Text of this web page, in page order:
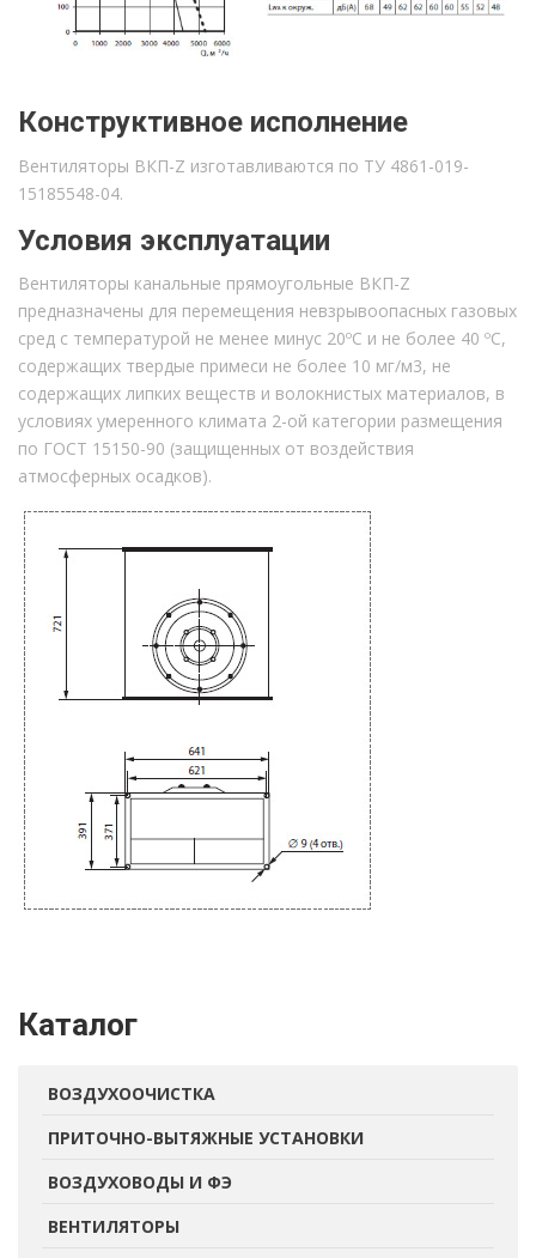
Конструктивное исполнение
Вентиляторы ВКП-Z изготавливаются по ТУ 4861-019-
15185548-04.
Условия эксплуатации
Вентиляторы канальные прямоугольные ВКП-Z
предназначены для перемещения невзрывоопасных газовых
сред с температурой не менее минус 20ºС и не более 40 ºС,
содержащих твердые примеси не более 10 мг/м3, не
содержащих липких веществ и волокнистых материалов, в
условиях умеренного климата 2-ой категории размещения
по ГОСТ 15150-90 (защищенных от воздействия
атмосферных осадков).
Каталог
ВОЗДУХООЧИСТКА
ПРИТОЧНО-ВЫТЯЖНЫЕ УСТАНОВКИ
ВОЗДУХОВОДЫ И ФЭ
ВЕНТИЛЯТОРЫ